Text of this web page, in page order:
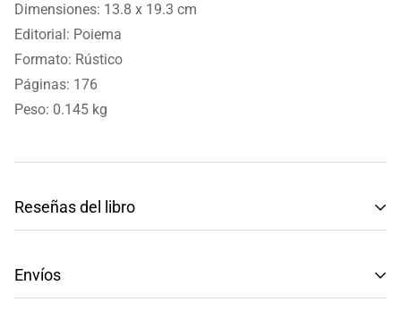
Dimensiones: 13.8 x 19.3 cm
Editorial: Poiema
Formato: Rústico
Páginas: 176
Peso: 0.145 kg
Reseñas del libro
Envíos